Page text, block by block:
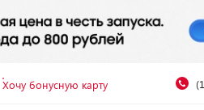
Хочу бонусную карту